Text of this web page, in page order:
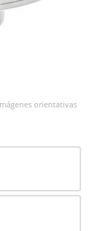
orientativas